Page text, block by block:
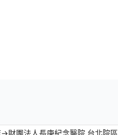
財團法人長庚紀念醫院 台北院區